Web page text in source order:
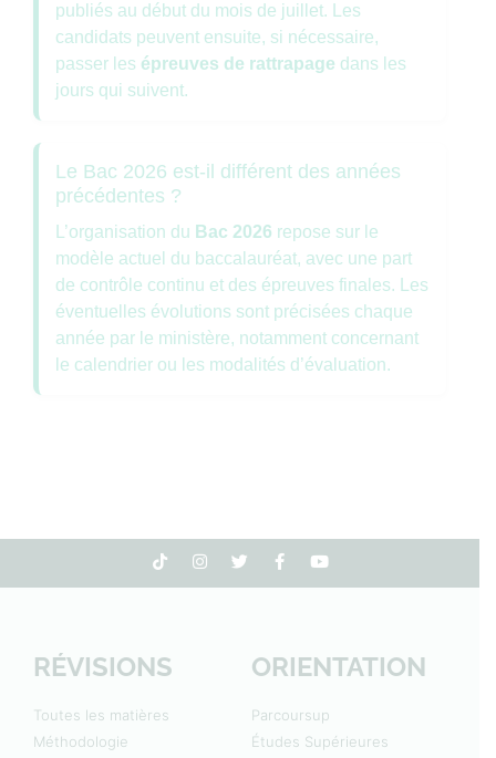
publiés au début du mois de juillet. Les
candidats peuvent ensuite, si nécessaire,
passer les épreuves de rattrapage dans les
jours qui suivent.
Le Bac 2026 est-il différent des années
précédentes ?
L’organisation du Bac 2026 repose sur le
modèle actuel du baccalauréat, avec une part
de contrôle continu et des épreuves finales. Les
éventuelles évolutions sont précisées chaque
année par le ministère, notamment concernant
le calendrier ou les modalités d’évaluation.
RÉVISIONS
Toutes les matières
Méthodologie
ORIENTATION
Parcoursup
Études Supérieures